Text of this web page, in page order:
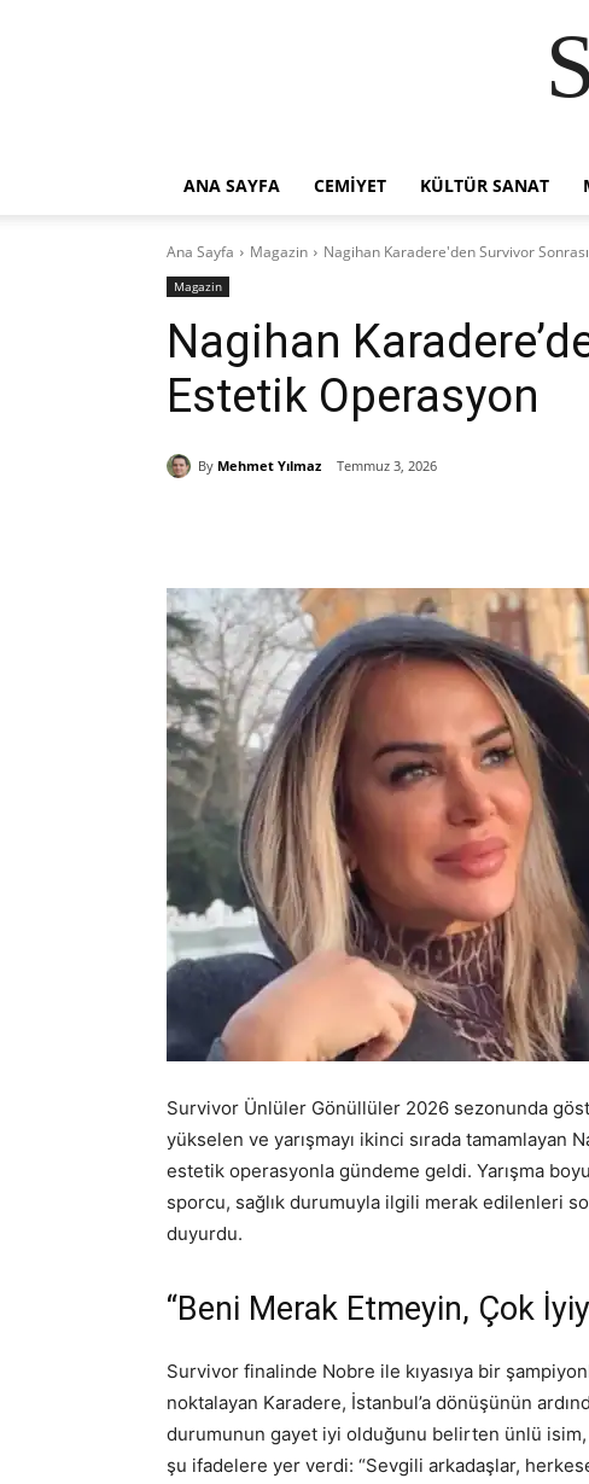
ANA SAYFA CEMİYET KÜLTÜR SANAT
Ana Sayfa Magazin Nagihan Karadere'den Survivor
Magazin
Nagihan
Estetik Operasyon
By Mehmet Yılmaz Temmuz 3, 2026
Survivor Ünlüler Gönüllüler 2026 sezonunda
yükselen ve yarışmayı ikinci sırada
estetik operasyonla gündeme geldi. Yarışma
sporcu, sağlık durumuyla ilgili merak edilenleri
duyurdu.
“Beni Merak Etmeyin, Çok
Survivor finalinde Nobre ile kıyasıya bir
noktalayan Karadere, İstanbul’a dönüşünün
durumunun gayet iyi olduğunu belirten ünlü isim,
şu ifadelere yer verdi: “Sevgili arkadaşlar,